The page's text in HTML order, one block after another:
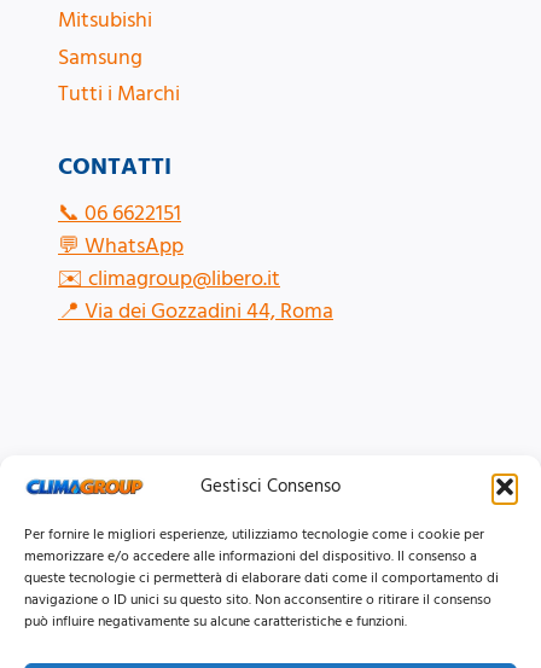
Gestisci Consenso
Per fornire le migliori esperienze, utilizziamo tecnologie come i cookie per
memorizzare e/o accedere alle informazioni del dispositivo. Il consenso a
queste tecnologie ci permetterà di elaborare dati come il comportamento di
navigazione o ID unici su questo sito. Non acconsentire o ritirare il consenso
può influire negativamente su alcune caratteristiche e funzioni.
CONTATTI
📞06 6622151
💬WhatsApp
✉️climagroup@libero.it
📍Via dei Gozzadini 44, Roma
Mitsubishi
Samsung
Tutti i Marchi